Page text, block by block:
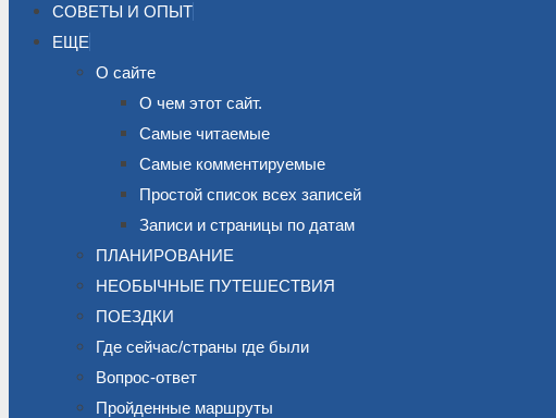
СОВЕТЫ И ОПЫТ
ЕЩЕ
О сайте
О чем этот сайт.
Самые читаемые
Самые комментируемые
Простой список всех записей
Записи и страницы по датам
ПЛАНИРОВАНИЕ
НЕОБЫЧНЫЕ ПУТЕШЕСТВИЯ
ПОЕЗДКИ
Где сейчас/страны где были
Вопрос-ответ
Пройденные маршруты